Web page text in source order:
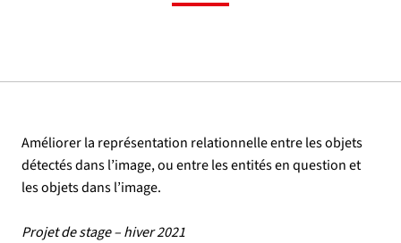
Améliorer la représentation relationnelle entre les objets
détectés dans l’image, ou entre les entités en question et
les objets dans l’image.
Projet de stage – hiver 2021